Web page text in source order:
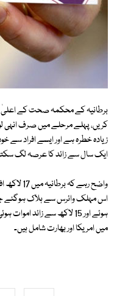
برطانیہ کے محکمہ صحت کے اعلیٰ
زیادہ خطرہ ہے اور ایسے افراد سے
ایک سال سے زائد کا عرصہ لگ
ہوئے اور 15 لاکھ سے زائد
میں امریکا اور بھارت شامل ہیں۔